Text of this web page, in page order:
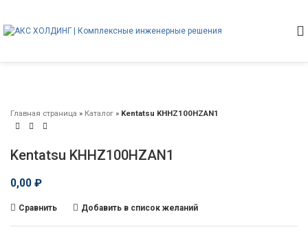
Главная страница » Каталог » Kentatsu KHHZ100HZAN1
Kentatsu KHHZ100HZAN1
0,00 ₽
Сравнить Добавить в список желаний